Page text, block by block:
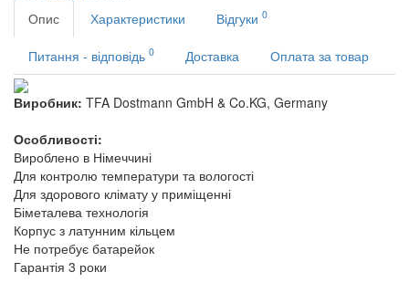
Опис
Характеристики Відгуки 0
Питання - відповідь 0 Доставка Оплата за товар
Виробник: TFA Dostmann GmbH & Co.KG, Germany
Особливості:
Вироблено в Німеччині
Для контролю температури та вологості
Для здорового клімату у приміщенні
Біметалева технологія
Корпус з латунним кільцем
Не потребує батарейок
Гарантія 3 роки